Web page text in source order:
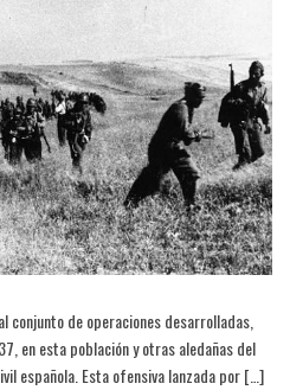
conjunto de operaciones desarrolladas,
en esta población y otras aledañas del
española. Esta ofensiva lanzada por […]